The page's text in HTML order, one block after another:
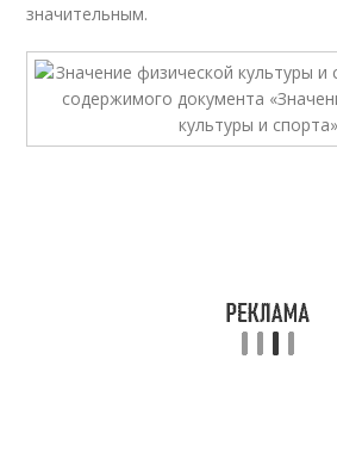
значительным.